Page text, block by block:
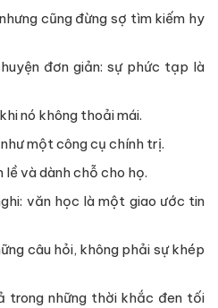
cũng đừng sợ tìm kiếm hy
đơn giản: sự phức tạp là
nó không thoải mái.
một công cụ chính trị.
lề và dành chỗ cho họ.
văn học là một giao ước tin
câu hỏi, không phải sự khép
trong những thời khắc đen tối